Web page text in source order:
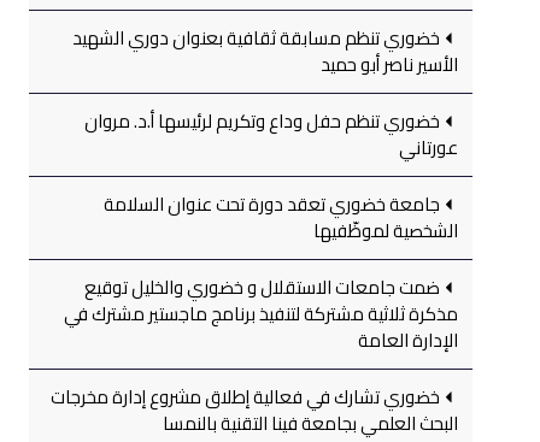
خضوري تنظم مسابقة ثقافية بعنوان دوري الشهيد
الأسير ناصر أبو حميد
خضوري تنظم حفل وداع وتكريم لرئيسها أ.د. مروان
عورتاني
جامعة خضوري تعقد دورة تحت عنوان السلامة
الشخصية لموظّفيها
ضمت جامعات الاستقلال و خضوري والخليل توقيع
مذكرة ثلاثية مشتركة لتنفيذ برنامج ماجستير مشترك في
الإدارة العامة
خضوري تشارك في فعالية إطلاق مشروع إدارة مخرجات
البحث العلمي بجامعة فينا التقنية بالنمسا